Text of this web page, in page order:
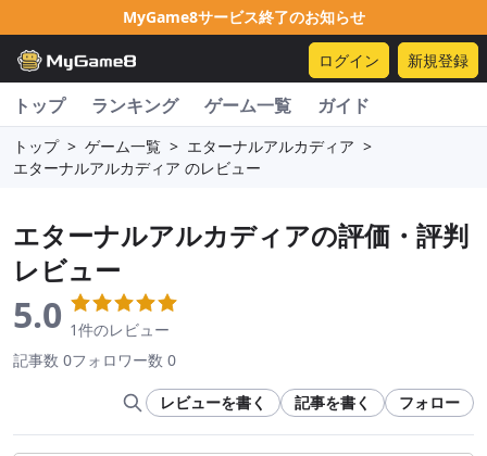
MyGame8サービス終了のお知らせ
ログイン 新規登録
トップ ランキング ゲーム一覧 ガイド
トップ > ゲーム一覧 > エターナルアルカディア >
エターナルアルカディア のレビュー
エターナルアルカディアの評価・評判
レビュー
5.0 1件のレビュー
記事数 0フォロワー数 0
レビューを書く 記事を書く フォロー